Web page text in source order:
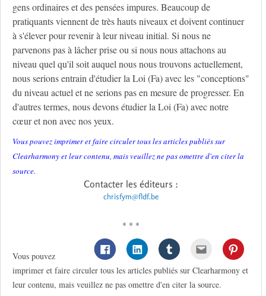
gens ordinaires et des pensées impures. Beaucoup de
pratiquants viennent de très hauts niveaux et doivent continuer
à s'élever pour revenir à leur niveau initial. Si nous ne
parvenons pas à lâcher prise ou si nous nous attachons au
niveau quel qu'il soit auquel nous nous trouvons actuellement,
nous serions entrain d'étudier la Loi (Fa) avec les "conceptions"
du niveau actuel et ne serions pas en mesure de progresser. En
d'autres termes, nous devons étudier la Loi (Fa) avec notre
cœur et non avec nos yeux.
Vous pouvez imprimer et faire circuler tous les articles publiés sur
Clearharmony et leur contenu, mais veuillez ne pas omettre d'en citer la
source.
Contacter les éditeurs :
chrisfym@fldf.be
* * *
Vous pouvez
imprimer et faire circuler tous les articles publiés sur Clearharmony et
leur contenu, mais veuillez ne pas omettre d'en citer la source.